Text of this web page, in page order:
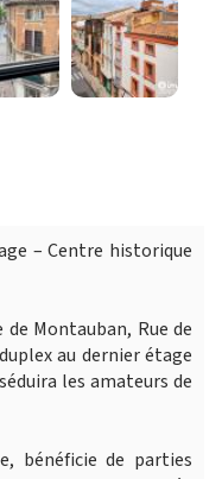
– Centre historique
Montauban, Rue de
au dernier étage
les amateurs de
bénéficie de parties